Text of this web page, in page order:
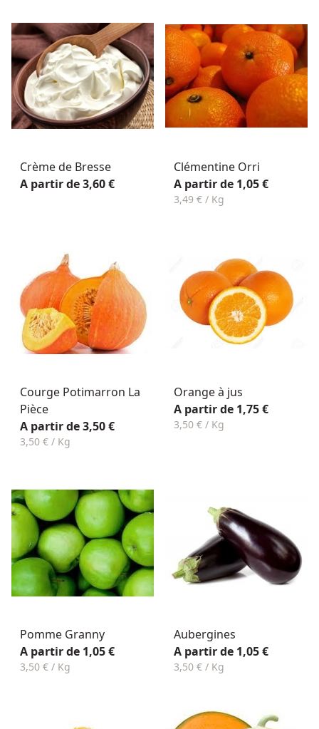
Crème de Bresse
A partir de 3,60 €
Clémentine Orri
A partir de 1,05 €
3,49 € / Kg
Courge Potimarron La
Pièce
A partir de 3,50 €
3,50 € / Kg
Orange à jus
A partir de 1,75 €
3,50 € / Kg
Pomme Granny
A partir de 1,05 €
3,50 € / Kg
Aubergines
A partir de 1,05 €
3,50 € / Kg